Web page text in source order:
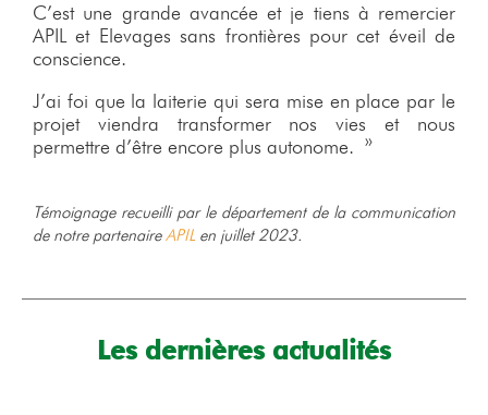
C’est une grande avancée et je tiens à remercier
APIL et Elevages sans frontières pour cet éveil de
conscience.
J’ai foi que la laiterie qui sera mise en place par le
projet viendra transformer nos vies et nous
permettre d’être encore plus autonome. »
Témoignage recueilli par le département de la communication
de notre partenaireAPIL en juillet 2023.
Les dernières actualités